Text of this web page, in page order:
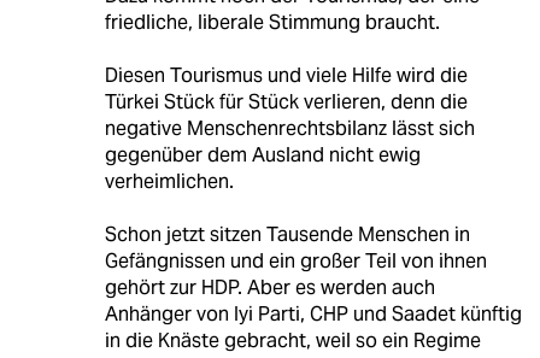
friedliche, liberale Stimmung braucht.
Diesen Tourismus und viele Hilfe wird die
Türkei Stück für Stück verlieren, denn die
negative Menschenrechtsbilanz lässt sich
gegenüber dem Ausland nicht ewig
verheimlichen.
Schon jetzt sitzen Tausende Menschen in
Gefängnissen und ein großer Teil von ihnen
gehört zur HDP. Aber es werden auch
Anhänger von Iyi Parti, CHP und Saadet künftig
in die Knäste gebracht, weil so ein Regime